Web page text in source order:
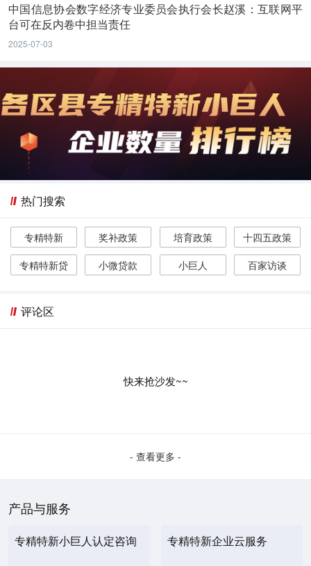
中国信息协会数字经济专业委员会执行会长赵溪：互联网平
台可在反内卷中担当责任
2025-07-03
热门搜索
专精特新 奖补政策 培育政策
十四五政策
专精特新贷
小微贷款 小巨人 百家访谈
评论区
快来抢沙发~~
- 查看更多 -
产品与服务
专精特新小巨人认定咨询 专精特新企业云服务